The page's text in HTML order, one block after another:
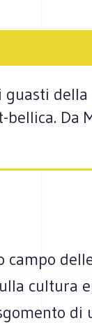
Da
campo
cultura
di